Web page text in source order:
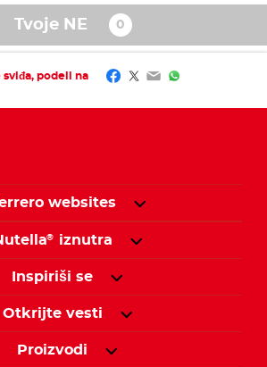
Tvoje NE
sviđa, podeli na Facebook
Twitter
EmailWhatsApp
websites
® iznutra
Inspiriši se
Otkrijte vesti
Proizvodi